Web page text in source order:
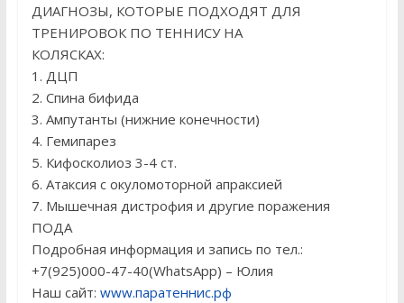
ДИАГНОЗЫ, КОТОРЫЕ ПОДХОДЯТ ДЛЯ
ТРЕНИРОВОК ПО ТЕННИСУ НА
КОЛЯСКАХ:
1. ДЦП
2. Спина бифида
3. Ампутанты (нижние конечности)
4. Гемипарез
5. Кифосколиоз 3-4 ст.
6. Атаксия с окуломоторной апраксией
7. Мышечная дистрофия и другие поражения
ПОДА
Подробная информация и запись по тел.:
+7(925)000-47-40(WhatsApp) – Юлия
Наш сайт: www.паратеннис.рф